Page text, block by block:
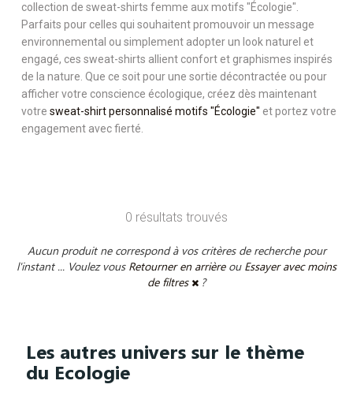
collection de sweat-shirts femme aux motifs "Écologie".
Parfaits pour celles qui souhaitent promouvoir un message
environnemental ou simplement adopter un look naturel et
engagé, ces sweat-shirts allient confort et graphismes inspirés
de la nature. Que ce soit pour une sortie décontractée ou pour
afficher votre conscience écologique, créez dès maintenant
votre sweat-shirt personnalisé motifs "Écologie" et portez votre
engagement avec fierté.
0 résultats trouvés
Aucun produit ne correspond à vos critères de recherche pour
l'instant ... Voulez vous Retourner en arrière ou Essayer avec moins
de filtres
?
Les autres univers sur le thème
du Ecologie